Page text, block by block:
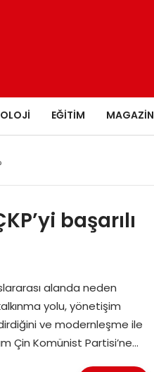
EĞITIM MAGAZIN
başarılı
alanda neden
yolu, yönetişim
ve modernleşme ile
Çin Komünist Partisi’ne…